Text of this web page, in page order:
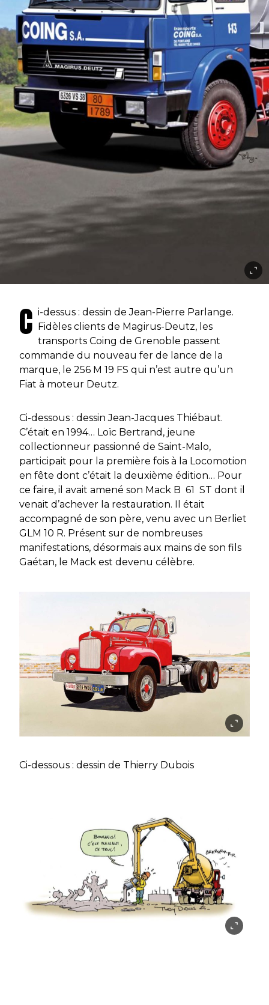
C i-dessus : dessin de Jean-Pierre Parlange.
Fidèles clients de Magirus-Deutz, les
transports Coing de Grenoble passent
commande du nouveau fer de lance de la
marque, le 256 M 19 FS qui n’est autre qu’un
Fiat à moteur Deutz.
Ci-dessous : dessin Jean-Jacques Thiébaut.
C’était en 1994… Loïc Bertrand, jeune
collectionneur passionné de Saint-Malo,
participait pour la première fois à la Locomotion
en fête dont c’était la deuxième édition… Pour
ce faire, il avait amené son Mack B 61 ST dont il
venait d’achever la restauration. Il était
accompagné de son père, venu avec un Berliet
GLM 10 R. Présent sur de nombreuses
manifestations, désormais aux mains de son fils
Gaétan, le Mack est devenu célèbre.
Ci-dessous : dessin de Thierry Dubois